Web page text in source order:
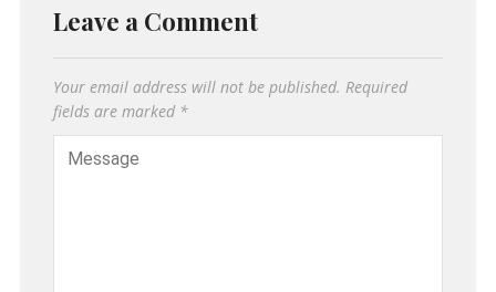
Leave a Comment
Your email address will not be published. Required
fields are marked *